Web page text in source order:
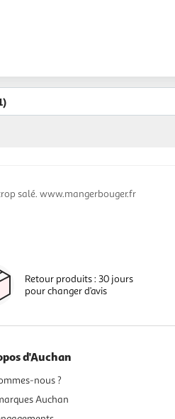
salé. www.mangerbouger.fr
Retour produits : 30 jours
pour changer d’avis
d'Auchan
nous ?
Auchan